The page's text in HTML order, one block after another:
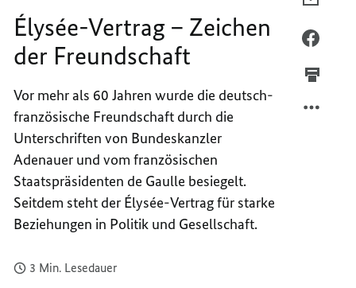
Élysée-Vertrag – Zeichen
der Freundschaft
Vor mehr als 60 Jahren wurde die deutsch-
französische Freundschaft durch die
Unterschriften von Bundeskanzler
Adenauer und vom französischen
Staatspräsidenten de Gaulle besiegelt.
Seitdem steht der Élysée-Vertrag für starke
Beziehungen in Politik und Gesellschaft.
3 Min. Lesedauer